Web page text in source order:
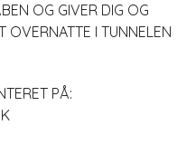
OG GIVER DIG OG
OVERNATTE I TUNNELEN
PÅ: